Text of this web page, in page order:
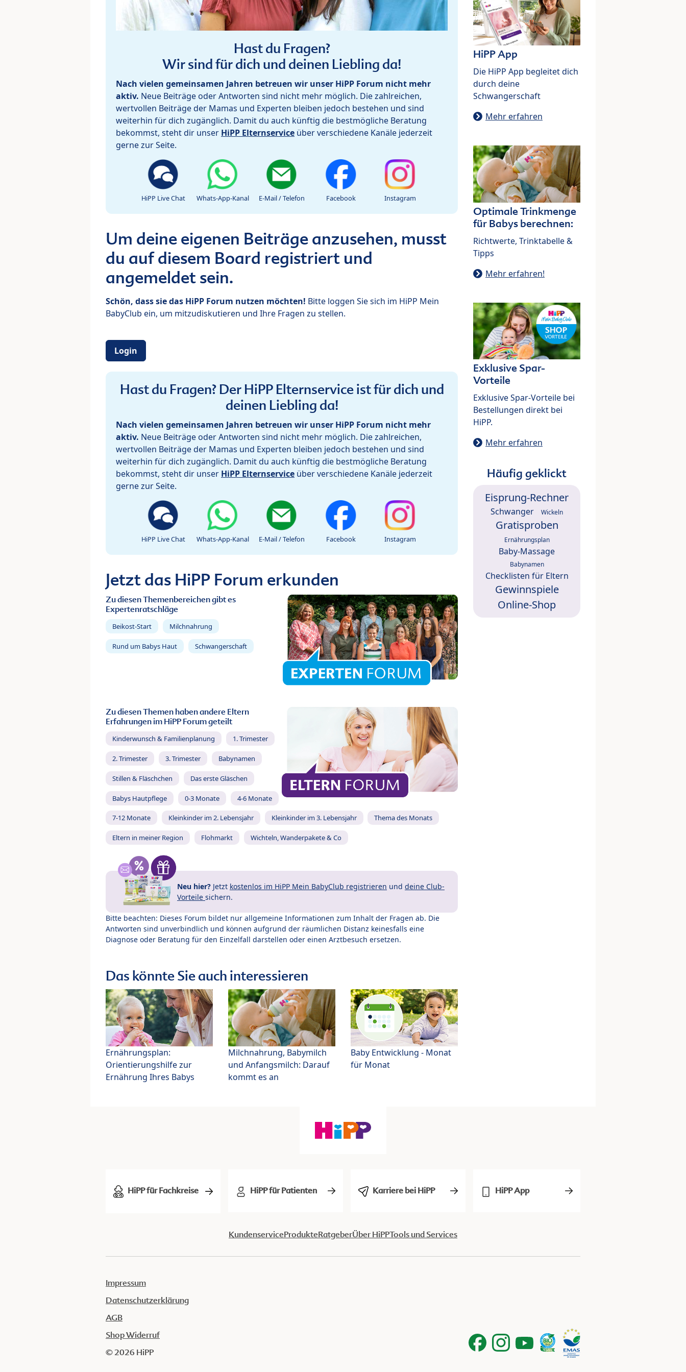
Hast du Fragen?
Wir sind für dich und deinen Liebling da!
Nach vielen gemeinsamen Jahren betreuen wir unser HiPP Forum nicht mehr
aktiv. Neue Beiträge oder Antworten sind nicht mehr möglich. Die zahlreichen,
wertvollen Beiträge der Mamas und Experten bleiben jedoch bestehen und sind
weiterhin für dich zugänglich. Damit du auch künftig die bestmögliche Beratung
bekommst, steht dir unser HiPP Elternservice über verschiedene Kanäle jederzeit
gerne zur Seite.
HiPP Live Chat Whats-App-Kanal E-Mail / Telefon Facebook Instagram
Um deine eigenen Beiträge anzusehen, musst
du auf diesem Board registriert und
angemeldet sein.
Schön, dass sie das HiPP Forum nutzen möchten! Bitte loggen Sie sich im HiPP Mein
BabyClub ein, um mitzudiskutieren und Ihre Fragen zu stellen.
Login
Hast du Fragen? Der HiPP Elternservice ist für dich und
deinen Liebling da!
Nach vielen gemeinsamen Jahren betreuen wir unser HiPP Forum nicht mehr
aktiv. Neue Beiträge oder Antworten sind nicht mehr möglich. Die zahlreichen,
wertvollen Beiträge der Mamas und Experten bleiben jedoch bestehen und sind
weiterhin für dich zugänglich. Damit du auch künftig die bestmögliche Beratung
bekommst, steht dir unser HiPP Elternservice über verschiedene Kanäle jederzeit
gerne zur Seite.
HiPP Live Chat Whats-App-Kanal E-Mail / Telefon Facebook Instagram
Jetzt das HiPP Forum erkunden
Zu diesen Themenbereichen gibt es
Expertenratschläge
Beikost-Start Milchnahrung
Rund um Babys Haut Schwangerschaft
Zu diesen Themen haben andere Eltern
Erfahrungen im HiPP Forum geteilt
Kinderwunsch & Familienplanung 1. Trimester
2. Trimester 3. Trimester Babynamen
Stillen & Fläschchen Das erste Gläschen
Babys Hautpflege 0-3 Monate 4-6 Monate
7-12 Monate Kleinkinder im 2. Lebensjahr Kleinkinder im 3. Lebensjahr Thema des Monats
Eltern in meiner Region Flohmarkt Wichteln, Wanderpakete & Co
Neu hier? Jetzt kostenlos im HiPP Mein BabyClub registrieren und deine Club-
Vorteile sichern.
Bitte beachten: Dieses Forum bildet nur allgemeine Informationen zum Inhalt der Fragen ab. Die
Antworten sind unverbindlich und können aufgrund der räumlichen Distanz keinesfalls eine
Diagnose oder Beratung für den Einzelfall darstellen oder einen Arztbesuch ersetzen.
Das könnte Sie auch interessieren
Ernährungsplan:
Orientierungshilfe zur
Ernährung Ihres Babys
Milchnahrung, Babymilch
und Anfangsmilch: Darauf
kommt es an
Baby Entwicklung - Monat
für Monat
HiPP App
Die HiPP App begleitet dich
durch deine
Schwangerschaft
Mehr erfahren
Optimale Trinkmenge
für Babys berechnen:
Richtwerte, Trinktabelle &
Tipps
Mehr erfahren!
Exklusive Spar-
Vorteile
Exklusive Spar-Vorteile bei
Bestellungen direkt bei
HiPP.
Mehr erfahren
Häufig geklickt
Eisprung-Rechner
Schwanger Wickeln
Gratisproben
Ernährungsplan
Baby-Massage
Babynamen
Checklisten für Eltern
Gewinnspiele
Online-Shop
HiPP für Fachkreise HiPP für Patienten Karriere bei HiPP HiPP App
KundenserviceProdukteRatgeberÜber HiPPTools und Services
Impressum
Datenschutzerklärung
AGB
Shop Widerruf
© 2026 HiPP